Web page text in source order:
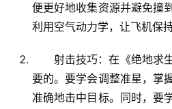
便更好地收集资源并避免撞
利用空气动力学，让飞机保
射击技巧：在《绝地求
要的。要学会调整准星，掌
准确地击中目标。同时，要